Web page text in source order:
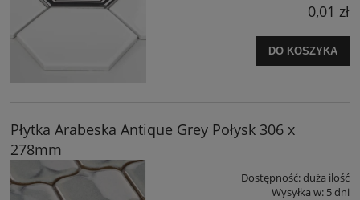
0,01 zł
DO KOSZYKA
Płytka Arabeska Antique Grey Połysk 306 x
278mm
Dostępność:duża ilość
Wysyłka w: 5 dni